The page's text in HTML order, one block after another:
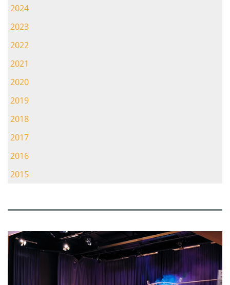
2024
2023
2022
2021
2020
2019
2018
2017
2016
2015